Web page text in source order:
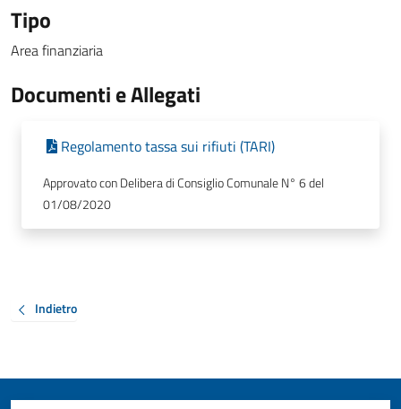
Tipo
Area finanziaria
Documenti e Allegati
Regolamento tassa sui rifiuti (TARI)
Approvato con Delibera di Consiglio Comunale N° 6 del
01/08/2020
Indietro